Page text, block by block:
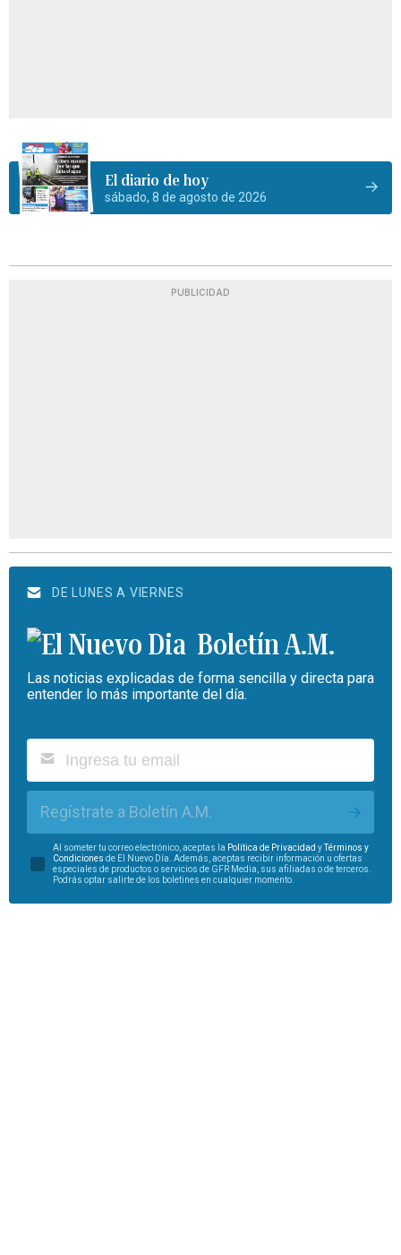
El diario de hoy
sábado, 8 de agosto de 2026
PUBLICIDAD
DE LUNES A VIERNES
Boletín A.M.
Las noticias explicadas de forma sencilla y directa para
entender lo más importante del día.
Regístrate a Boletín A.M.
Al someter tu correo electrónico, aceptas la Política de Privacidad y
Términos y
Condiciones de El Nuevo Día. Además, aceptas recibir información u ofertas
especiales de productos o servicios de GFR Media, sus afiliadas o de terceros.
Podrás optar salirte de los boletines en cualquier momento.